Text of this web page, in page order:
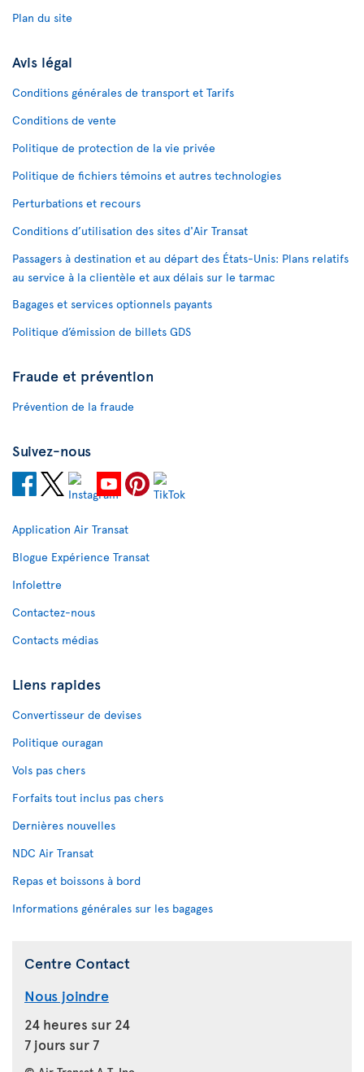
Plan du site
Avis légal
Conditions générales de transport et Tarifs
Conditions de vente
Politique de protection de la vie privée
Politique de fichiers témoins et autres technologies
Perturbations et recours
Conditions d’utilisation des sites d'Air Transat
Passagers à destination et au départ des États-Unis: Plans relatifs
au service à la clientèle et aux délais sur le tarmac
Bagages et services optionnels payants
Politique d’émission de billets GDS
Fraude et prévention
Prévention de la fraude
Suivez-nous
Application Air Transat
Blogue Expérience Transat
Infolettre
Contactez-nous
Contacts médias
Liens rapides
Convertisseur de devises
Politique ouragan
Vols pas chers
Forfaits tout inclus pas chers
Dernières nouvelles
NDC Air Transat
Repas et boissons à bord
Informations générales sur les bagages
Centre Contact
Nous joindre
24 heures sur 24
7 jours sur 7